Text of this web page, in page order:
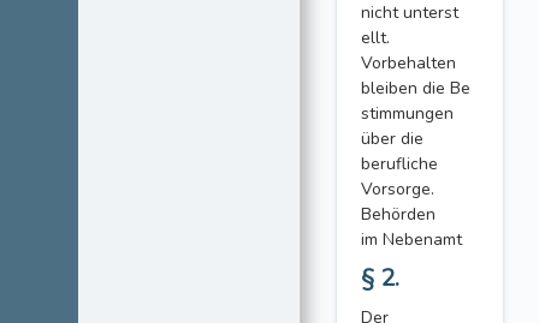
nicht unterst
ellt.
Vorbehalten
bleiben die Be
stimmungen
über die
berufliche
Vorsorge.
Behörden
im Nebenamt
§ 2.
Der